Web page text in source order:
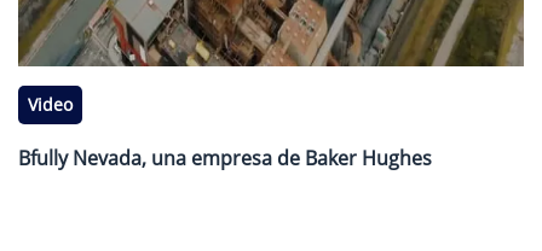
Video
Bfully Nevada, una empresa de Baker Hughes